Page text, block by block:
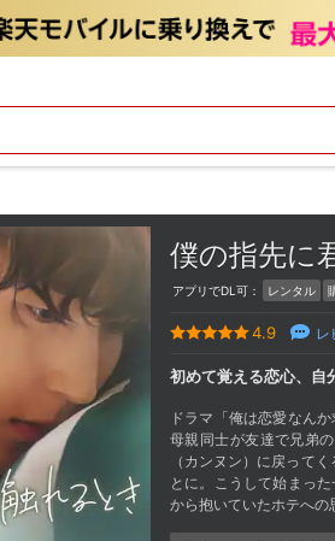
僕の指先に
アプリでDL可： レンタル
4.9 レ
初めて覚える恋心、自
ドラマ「俺は恋愛なん
母親同士が友達で兄弟
（カンヌン）に戻って
とに。こうして始まっ
から抱いていたホテへの